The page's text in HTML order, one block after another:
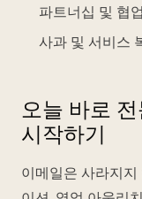
파트너십 및 협
사과 및 서비스
오늘 바로
시작하기
이메일은 사라지